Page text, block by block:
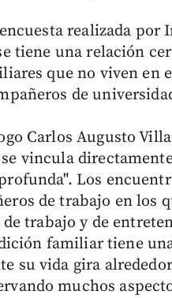
realizada por
tiene una relación
que no viven en
de
Carlos Augusto
vincula
Los
de trabajo en los
trabajo y de
familiar tiene
su vida gira
muchos